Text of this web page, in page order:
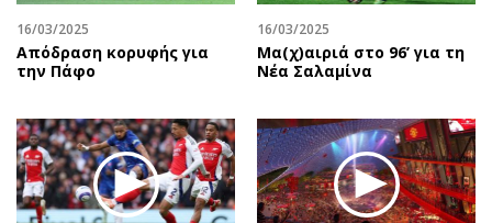
Υγεία
Πολιτική
Βουλευτικές 2026
Προεδρικές 2023
Δημοσκοπήσεις
Διπλωματία
The Hill
Υγεία
Αγγελίες
Πωλούνται
Ζητούν εργασία
Θέσεις εργασίας
16/03/2025
Απόδραση κορυφής για
την Πάφο
16/03/2025
Μα(χ)αιριά στο 96’ για τη
Νέα Σαλαμίνα